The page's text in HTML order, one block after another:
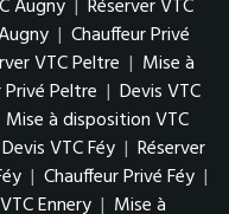
Augny | Réserver VTC
| Chauffeur Privé
VTC Peltre | Mise à
Peltre | Devis VTC
Mise à disposition VTC
Devis VTC Féy | Réserver
| Chauffeur Privé Féy |
Ennery | Mise à